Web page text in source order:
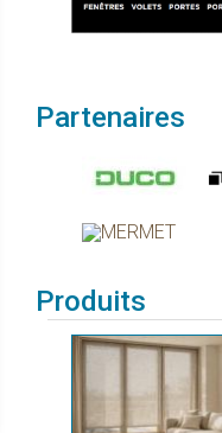
Partenaires
Produits